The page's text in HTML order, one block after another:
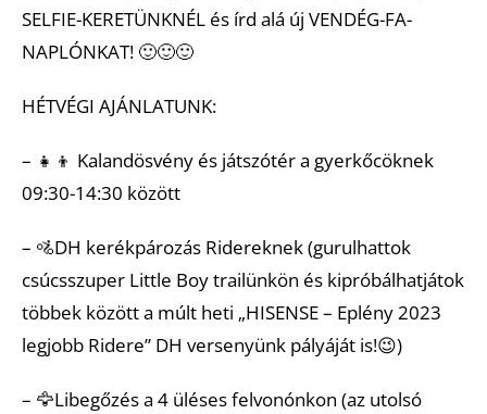
SELFIE-KERETÜNKNÉL és írd alá új VENDÉG-FA-
NAPLÓNKAT! 🙂🙂🙂
HÉTVÉGI AJÁNLATUNK:
– 👧👦 Kalandösvény és játszótér a gyerkőcöknek
09:30-14:30 között
– 🚵DH kerékpározás Ridereknek (gurulhattok
csúcsszuper Little Boy trailünkön és kipróbálhatjátok
többek között a múlt heti „HISENSE – Eplény 2023
legjobb Ridere” DH versenyünk pályáját is!😉)
– 🦅Libegőzés a 4 üléses felvonónkon (az utolsó